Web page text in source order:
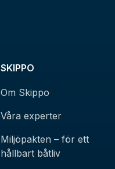
SKIPPO
Om Skippo
Våra experter
Miljöpakten – för ett
hållbart båtliv